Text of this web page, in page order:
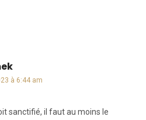
dit :
à 6:44 am
sanctifié, il faut au moins le